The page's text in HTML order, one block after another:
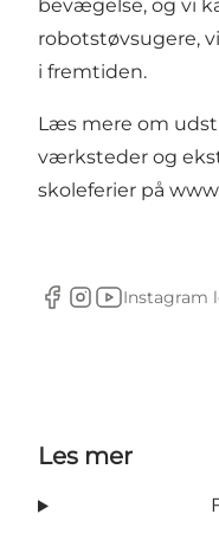
bevægelse, og vi
robotstøvsugere,
i fremtiden.
Læs mere om
værksteder og
skoleferier på
Facebook
Instagram
YouTube
Instagram
Les mer